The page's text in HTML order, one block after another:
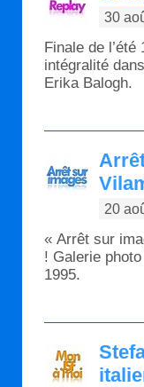
30
Finale de
intégralité
Erika Balogh.
20
« Arrêt sur
! Galerie
1995.